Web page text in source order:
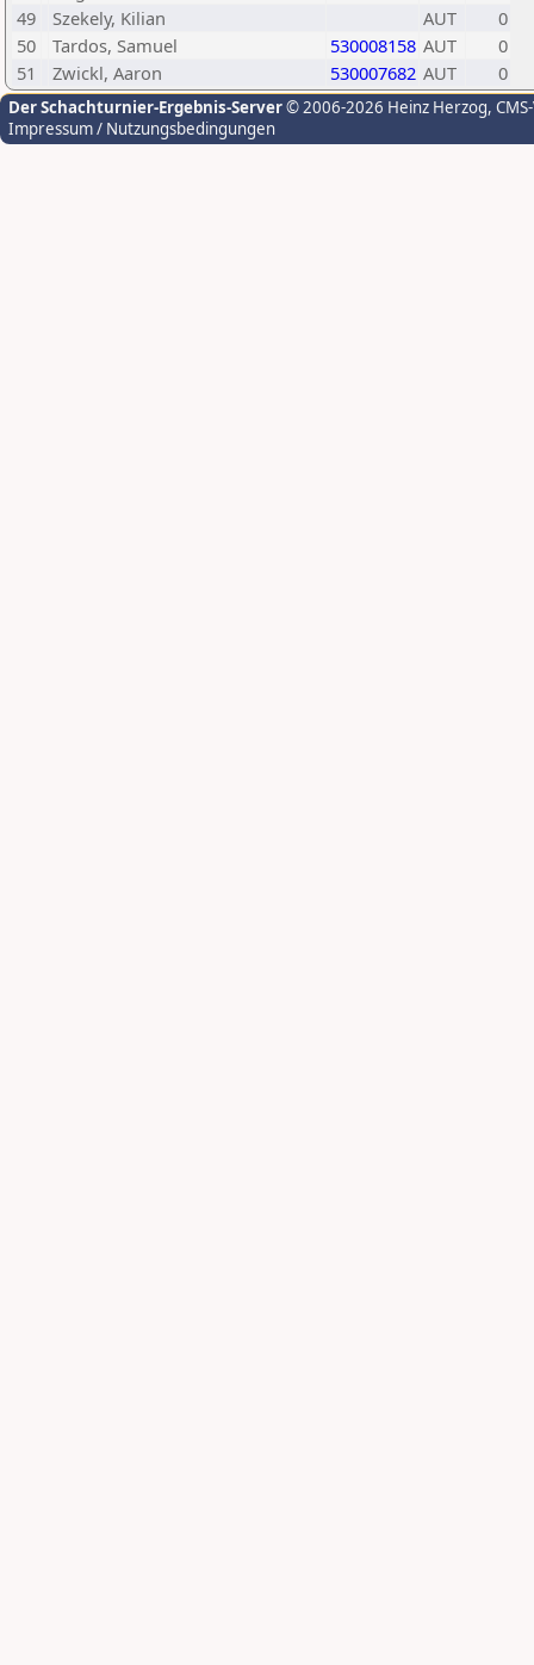
49
Szekely, Kilian AUT
0
50
Tardos, Samuel 530008158 AUT
0
51
Zwickl, Aaron 530007682 AUT 0
Der Schachturnier-Ergebnis-Server© 2006-2026 Heinz Herzog,
Impressum / Nutzungsbedingungen